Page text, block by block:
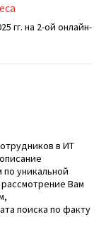
гг. на 2-ой онлайн-
в ИТ
уникальной
Вам
поиска по факту